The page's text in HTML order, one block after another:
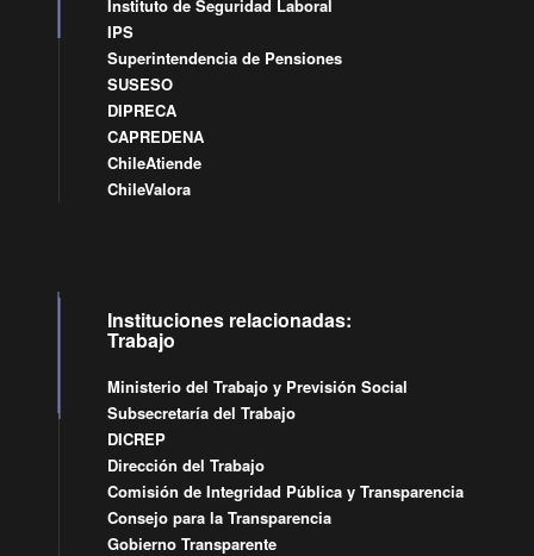
Instituto de Seguridad Laboral
IPS
Superintendencia de Pensiones
SUSESO
DIPRECA
CAPREDENA
ChileAtiende
ChileValora
Instituciones relacionadas:
Trabajo
Ministerio del Trabajo y Previsión Social
Subsecretaría del Trabajo
DICREP
Dirección del Trabajo
Comisión de Integridad Pública y Transparencia
Consejo para la Transparencia
Gobierno Transparente